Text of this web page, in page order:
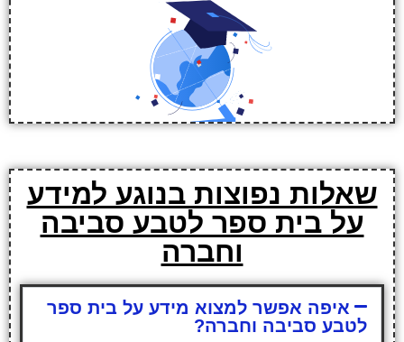
שאלות נפוצות בנוגע למידע
על בית ספר לטבע סביבה
וחברה
איפה אפשר למצוא מידע על בית ספר
לטבע סביבה וחברה?